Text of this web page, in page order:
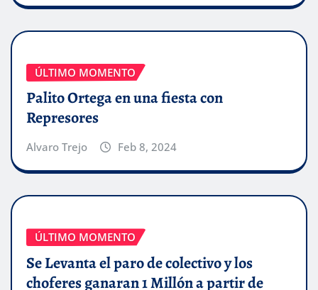
ÚLTIMO MOMENTO
Palito Ortega en una fiesta con
Represores
Alvaro Trejo Feb 8, 2024
ÚLTIMO MOMENTO
Se Levanta el paro de colectivo y los
choferes ganaran 1 Millón a partir de